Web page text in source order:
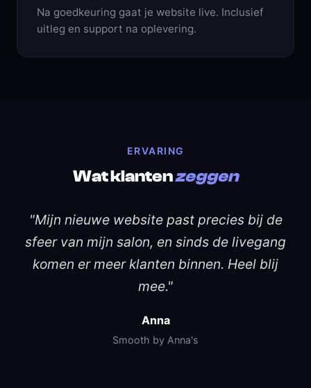
Na goedkeuring gaat je website live. Inclusief
uitleg en support na oplevering.
ERVARING
Wat klantenzeggen
"Mijn nieuwe website past precies bij de
sfeer van mijn salon, en sinds de livegang
komen er meer klanten binnen. Heel blij
mee."
Anna
Smooth by Anna's